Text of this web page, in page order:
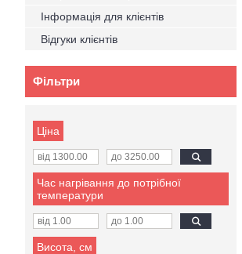
Інформація для клієнтів
Відгуки клієнтів
Фільтри
Ціна
Час нагрівання до потрібної
температури
Висота, см